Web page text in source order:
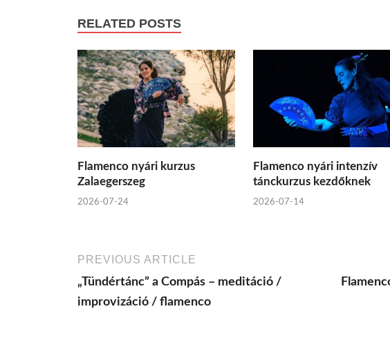
RELATED POSTS
Flamenco nyári kurzus
Zalaegerszeg
2026-07-24
Flamenco nyári intenzív
tánckurzus kezdőknek
2026-07-14
PREVIOUS ARTICLE
„Tündértánc” a Compás – meditáció /
improvizáció / flamenco